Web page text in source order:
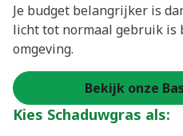
Je budget belangrijker is
licht tot normaal gebruik is
omgeving.
Bekijk onze
Kies Schaduwgras als: